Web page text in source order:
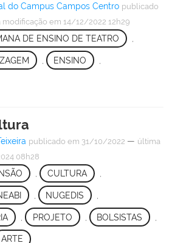
do Campus Campos Centro publicado
modificação em 14/12/2022 12h29
DE ENSINO DE TEATRO
ENSINO
publicado em 31/10/2022 — última
08h28
CULTURA
NUGEDIS
PROJETO BOLSISTAS
ARTE